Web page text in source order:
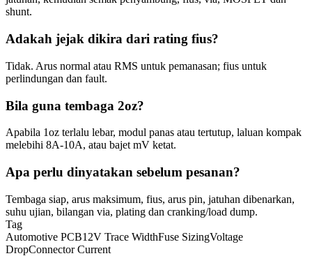
shunt.
Adakah jejak dikira dari rating fius?
Tidak. Arus normal atau RMS untuk pemanasan; fius untuk
perlindungan dan fault.
Bila guna tembaga 2oz?
Apabila 1oz terlalu lebar, modul panas atau tertutup, laluan kompak
melebihi 8A-10A, atau bajet mV ketat.
Apa perlu dinyatakan sebelum pesanan?
Tembaga siap, arus maksimum, fius, arus pin, jatuhan dibenarkan,
suhu ujian, bilangan via, plating dan cranking/load dump.
Tag
Automotive PCB12V Trace WidthFuse SizingVoltage
DropConnector Current